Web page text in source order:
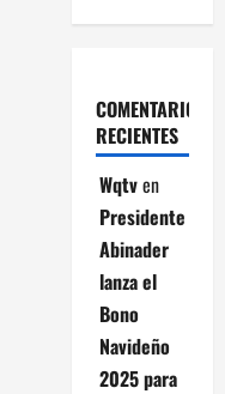
COMENTARIOS
RECIENTES
Wqtven
Presidente
Abinader
lanza el
Bono
Navideño
2025 para